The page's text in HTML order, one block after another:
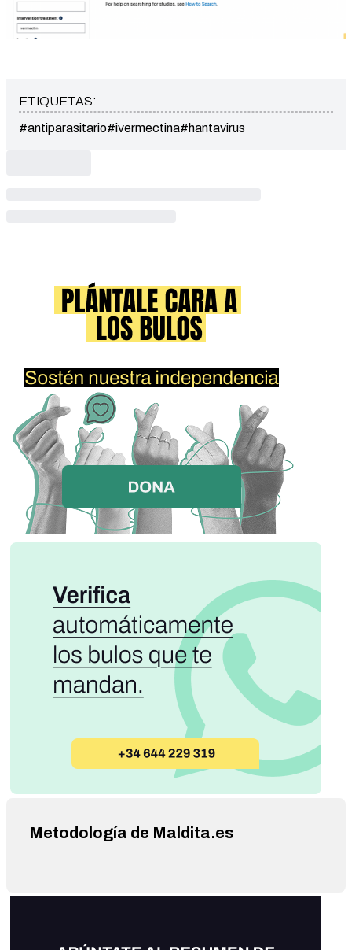
ETIQUETAS:
#antiparasitario#ivermectina#hantavirus
Metodología de Maldita.es